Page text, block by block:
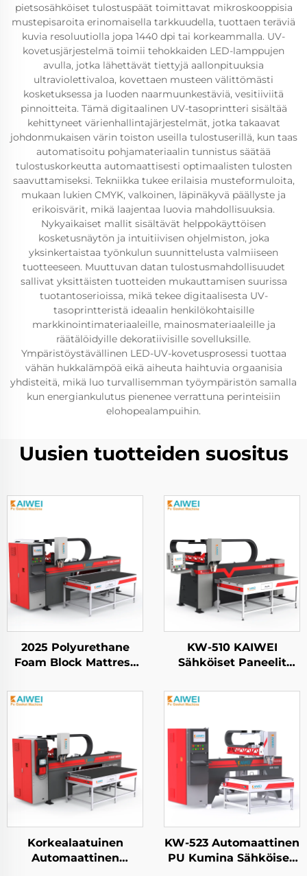
pietsosähköiset tulostuspäät toimittavat mikroskooppisia
mustepisaroita erinomaisella tarkkuudella, tuottaen teräviä
kuvia resoluutiolla jopa 1440 dpi tai korkeammalla. UV-
kovetusjärjestelmä toimii tehokkaiden LED-lamppujen
avulla, jotka lähettävät tiettyjä aallonpituuksia
ultraviolettivaloa, kovettaen musteen välittömästi
kosketuksessa ja luoden naarmuunkestäviä, vesitiiviitä
pinnoitteita. Tämä digitaalinen UV-tasoprintteri sisältää
kehittyneet värienhallintajärjestelmät, jotka takaavat
johdonmukaisen värin toiston useilla tulostuserillä, kun taas
automatisoitu pohjamateriaalin tunnistus säätää
tulostuskorkeutta automaattisesti optimaalisten tulosten
saavuttamiseksi. Tekniikka tukee erilaisia musteformuloita,
mukaan lukien CMYK, valkoinen, läpinäkyvä päällyste ja
erikoisvärit, mikä laajentaa luovia mahdollisuuksia.
Nykyaikaiset mallit sisältävät helppokäyttöisen
kosketusnäytön ja intuitiivisen ohjelmiston, joka
yksinkertaistaa työnkulun suunnittelusta valmiiseen
tuotteeseen. Muuttuvan datan tulostusmahdollisuudet
sallivat yksittäisten tuotteiden mukauttamisen suurissa
tuotantoserioissa, mikä tekee digitaalisesta UV-
tasoprintteristä ideaalin henkilökohtaisille
markkinointimateriaaleille, mainosmateriaaleille ja
räätälöidyille dekoratiivisille sovelluksille.
Ympäristöystävällinen LED-UV-kovetusprosessi tuottaa
vähän hukkalämpöä eikä aiheuta haihtuvia orgaanisia
yhdisteitä, mikä luo turvallisemman työympäristön samalla
kun energiankulutus pienenee verrattuna perinteisiin
elohopealampuihin.
Uusien tuotteiden suositus
2025 Polyurethane
Foam Block Mattress
sulauttuslaite
polyurethane liima
KW-510 KAIWEI
Sähköiset Paneelit
Polyurethane Foam
Gasket Sulauttuslaite
Korkealaatuinen
Automaattinen
KW-523 Automaattinen
PU Kumina Sähköisen